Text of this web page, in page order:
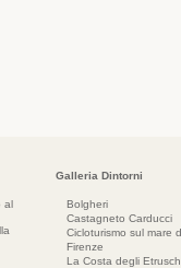
al
Galleria Dintorni
Bolgheri
Castagneto Carducci
Cicloturismo sul mare
Firenze
La Costa degli